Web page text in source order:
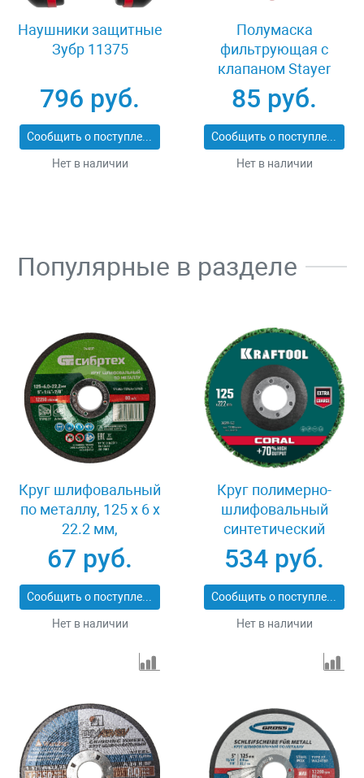
Наушники защитные
Зубр 11375
796 руб.
Сообщить о поступлении
Нет в наличии
Полумаска
фильтрующая с
клапаном Stayer
MASTER 11116
85 руб.
Сообщить о поступлении
Нет в наличии
Популярные в разделе
Круг шлифовальный
по металлу, 125 х 6 х
22.2 мм,
9%WA+75%A+16%B,
Сибртех 744007
67 руб.
Сообщить о поступлении
Нет в наличии
Круг полимерно-
шлифовальный
синтетический
абразивный 125х22.2
мм Kraftool CORAL
36599-125
534 руб.
Сообщить о поступлении
Нет в наличии